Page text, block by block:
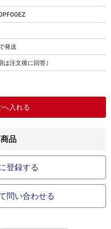
発送
注文後に回答）
品
登録する
問い合わせる